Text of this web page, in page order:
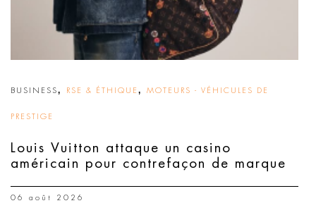
BUSINESS, RSE & ÉTHIQUE , MOTEURS - VÉHICULES DE
PRESTIGE
Louis Vuitton attaque un casino
américain pour contrefaçon de marque
06 août 2026